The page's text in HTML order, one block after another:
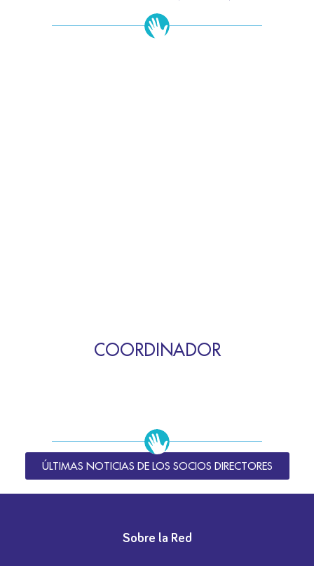
COORDINADOR
ÚLTIMAS NOTICIAS DE LOS SOCIOS DIRECTORES
Sobre la Red